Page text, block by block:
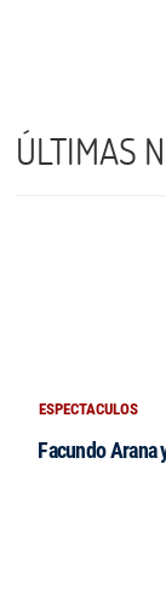
ÚLTIMAS
ESPECTACULOS
Facundo